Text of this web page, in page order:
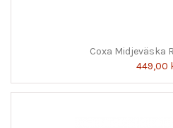
Coxa Midjeväska
449,00